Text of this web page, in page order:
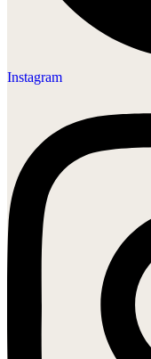
Instagram